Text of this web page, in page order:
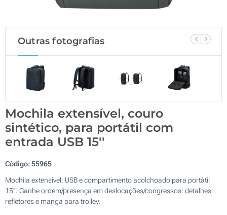
Outras fotografias
Mochila extensível, couro
sintético, para portátil com
entrada USB 15''
Código:55965
Mochila extensível: USB e compartimento acolchoado para portátil
15''. Ganhe ordem/presença em deslocações/congressos: detalhes
refletores e manga para trolley.